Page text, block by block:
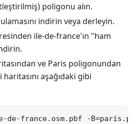
poligonu alın.
indirin veya derleyin.
ile-de-france'ın "ham
ve Paris poligonundan
aşağıdaki gibi
de-france.osm.pbf -